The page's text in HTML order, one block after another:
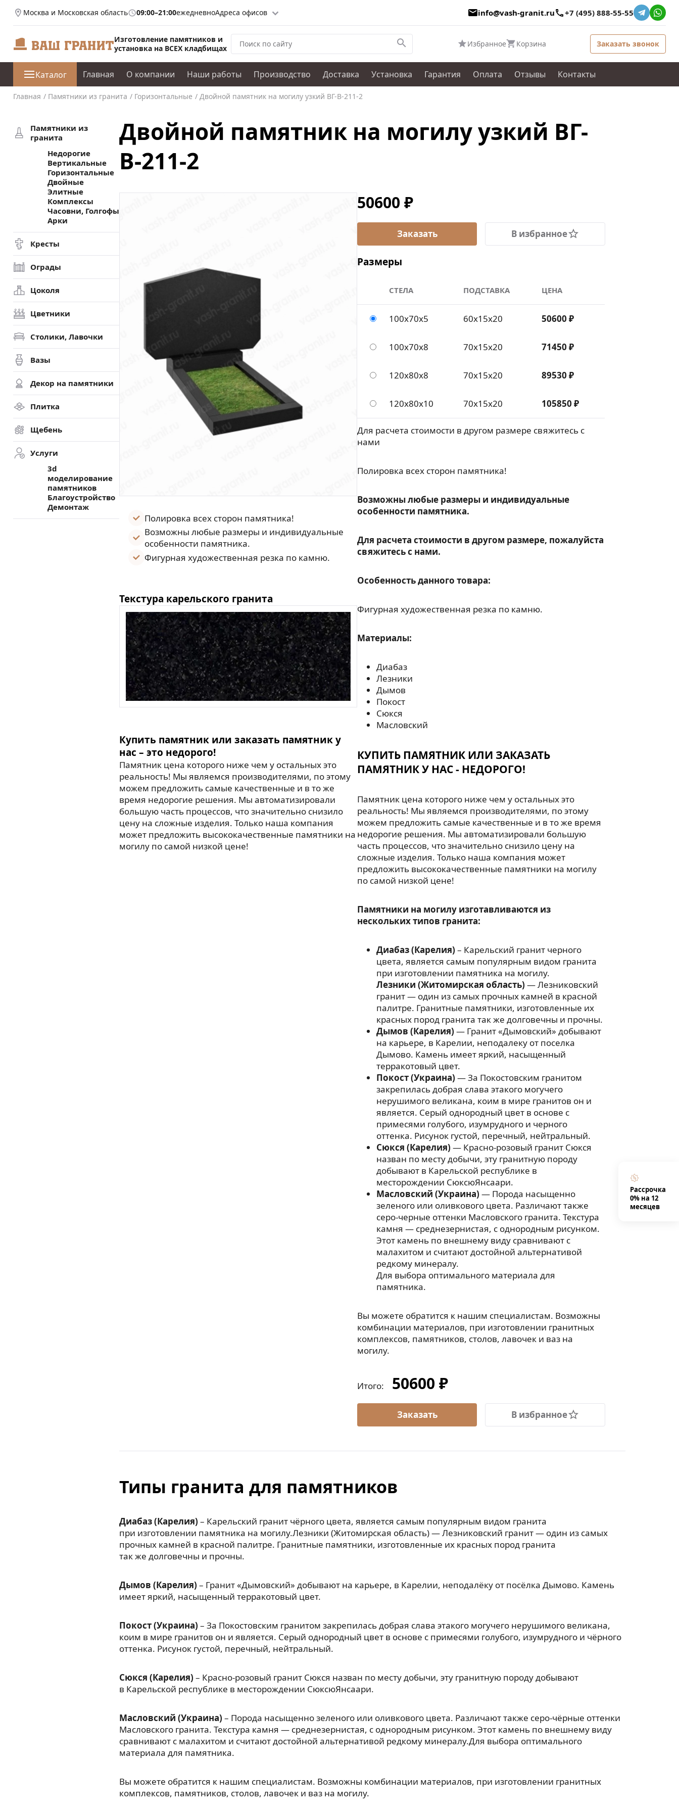
Москва и Московская область 09:00–21:00ежедневноАдреса офисов info@vash-granit.ru +7 (495) 888-55-55
Изготовление памятников и
установка на ВСЕХ кладбищах
Избранное Корзина Заказать звонок
Каталог Главная О компании Наши работы Производство Доставка Установка Гарантия Оплата Отзывы Контакты
Главная Памятники из гранита Горизонтальные Двойной памятник на могилу узкий ВГ-В-211-2
Памятники из
гранита
Недорогие
Вертикальные
Горизонтальные
Двойные
Элитные
Комплексы
Часовни, Голгофы
Арки
Кресты
Ограды
Цоколя
Цветники
Столики, Лавочки
Вазы
Декор на памятники
Плитка
Щебень
Услуги
3d
моделирование
памятников
Благоустройство
Демонтаж
Двойной памятник на могилу узкий ВГ-
В-211-2
Полировка всех сторон памятника!
Возможны любые размеры и индивидуальные
особенности памятника.
Фигурная художественная резка по камню.
Текстура карельского гранита
Купить памятник или заказать памятник у
нас – это недорого!
Памятник цена которого ниже чем у остальных это
реальность! Мы являемся производителями, по этому
можем предложить самые качественные и в то же
время недорогие решения. Мы автоматизировали
большую часть процессов, что значительно снизило
цену на сложные изделия. Только наша компания
может предложить высококачественные памятники на
могилу по самой низкой цене!
50600 ₽
В избранное
Размеры
СТЕЛА ПОДСТАВКА ЦЕНА
100х70х5 60х15х20 50600 ₽
100х70х8 70х15х20 71450 ₽
120х80х8 70х15х20 89530 ₽
120х80х10 70х15х20 105850 ₽
Для расчета стоимости в другом размере свяжитесь с
нами
Полировка всех сторон памятника!
Возможны любые размеры и индивидуальные
особенности памятника.
Для расчета стоимости в другом размере, пожалуйста
свяжитесь с нами.
Особенность данного товара:
Фигурная художественная резка по камню.
Материалы:
Диабаз
Лезники
Дымов
Покост
Сюкся
Масловский
КУПИТЬ ПАМЯТНИК ИЛИ ЗАКАЗАТЬ
ПАМЯТНИК У НАС - НЕДОРОГО!
Памятник цена которого ниже чем у остальных это
реальность! Мы являемся производителями, по этому
можем предложить самые качественные и в то же время
недорогие решения. Мы автоматизировали большую
часть процессов, что значительно снизило цену на
сложные изделия. Только наша компания может
предложить высококачественные памятники на могилу
по самой низкой цене!
Памятники на могилу изготавливаются из
нескольких типов гранита:
Диабаз (Карелия) – Карельский гранит черного
цвета, является самым популярным видом гранита
при изготовлении памятника на могилу.
Лезники (Житомирская область) — Лезниковский
гранит — один из самых прочных камней в красной
палитре. Гранитные памятники, изготовленные их
красных пород гранита так же долговечны и прочны.
Дымов (Карелия) — Гранит «Дымовский» добывают
на карьере, в Карелии, неподалеку от поселка
Дымово. Камень имеет яркий, насыщенный
терракотовый цвет.
Покост (Украина) — За Покостовским гранитом
закрепилась добрая слава этакого могучего
нерушимого великана, коим в мире гранитов он и
является. Серый однородный цвет в основе с
примесями голубого, изумрудного и черного
оттенка. Рисунок густой, перечный, нейтральный.
Сюкся (Карелия) — Красно-розовый гранит Сюкся
назван по месту добычи, эту гранитную породу
добывают в Карельской республике в
месторождении СюксюЯнсаари.
Масловский (Украина) — Порода насыщенно
зеленого или оливкового цвета. Различают также
серо-черные оттенки Масловского гранита. Текстура
камня — среднезернистая, с однородным рисунком.
Этот камень по внешнему виду сравнивают с
малахитом и считают достойной альтернативой
редкому минералу.
Для выбора оптимального материала для
памятника.
Вы можете обратится к нашим специалистам. Возможны
комбинации материалов, при изготовлении гранитных
комплексов, памятников, столов, лавочек и ваз на
могилу.
Итого: 50600 ₽
В избранное
Типы гранита для памятников
Диабаз (Карелия) – Карельский гранит чёрного цвета, является самым популярным видом гранита
при изготовлении памятника на могилу.Лезники (Житомирская область) — Лезниковский гранит — один из самых
прочных камней в красной палитре. Гранитные памятники, изготовленные их красных пород гранита
так же долговечны и прочны.
Дымов (Карелия) – Гранит «Дымовский» добывают на карьере, в Карелии, неподалёку от посёлка Дымово. Камень
имеет яркий, насыщенный терракотовый цвет.
Покост (Украина) – За Покостовским гранитом закрепилась добрая слава этакого могучего нерушимого великана,
коим в мире гранитов он и является. Серый однородный цвет в основе с примесями голубого, изумрудного и чёрного
оттенка. Рисунок густой, перечный, нейтральный.
Сюкся (Карелия) – Красно-розовый гранит Сюкся назван по месту добычи, эту гранитную породу добывают
в Карельской республике в месторождении СюксюЯнсаари.
Масловский (Украина) – Порода насыщенно зеленого или оливкового цвета. Различают также серо-чёрные оттенки
Масловского гранита. Текстура камня — среднезернистая, с однородным рисунком. Этот камень по внешнему виду
сравнивают с малахитом и считают достойной альтернативой редкому минералу.Для выбора оптимального
материала для памятника.
Вы можете обратится к нашим специалистам. Возможны комбинации материалов, при изготовлении гранитных
комплексов, памятников, столов, лавочек и ваз на могилу.
Рассрочка
0% на 12
месяцев